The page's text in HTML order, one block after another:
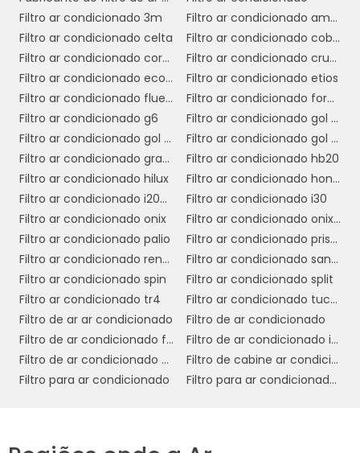
adicional.
Frequência de Troca
Também é importante considerar a
frequência de troca recomendada.
Filtros de ar condicionado devem ser
substituídos regularmente para manter o
sistema de ar condicionado funcionando de
forma otimizada. No entanto, a frequência
pode variar dependendo das condições de
uso e do ambiente em que o veículo é
conduzido. Em áreas com alta poluição ou
poeira, pode ser necessário trocar o filtro com
mais frequência.
Por fim, ao adquirir um filtro de ar
condicionado, é sempre uma boa ideia
comparar diferentes marcas e
fornecedores. Plataformas online e lojas
Filtro ar condicionado 3m
Filtro ar condicionado amarok
Filtro ar condicionado celta
Filtro ar condicionado cobalt
Filtro ar condicionado corolla
Filtro ar condicionado cruze
Filtro ar condicionado ecosport
Filtro ar condicionado etios
Filtro ar condicionado fluence
Filtro ar condicionado ford ka 2015
Filtro ar condicionado g6
Filtro ar condicionado gol g3
Filtro ar condicionado gol g4
Filtro ar condicionado gol g5
Filtro ar condicionado grand siena
Filtro ar condicionado hb20
Filtro ar condicionado hilux
Filtro ar condicionado honda fit
Filtro ar condicionado i200 triton
Filtro ar condicionado i30
Filtro ar condicionado onix
Filtro ar condicionado onix 2018
Filtro ar condicionado palio
Filtro ar condicionado prisma 2018
Filtro ar condicionado renegade
Filtro ar condicionado sandero
Filtro ar condicionado spin
Filtro ar condicionado split
Filtro ar condicionado tr4
Filtro ar condicionado tucson
Filtro de ar ar condicionado
Filtro de ar condicionado
Filtro de ar condicionado fan coil
Filtro de ar condicionado industrial
Filtro de ar condicionado para hospital
Filtro de cabine ar condicionado
Filtro para ar condicionado
Filtro para ar condicionado 3m